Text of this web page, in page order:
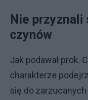
Nie przyznali
czynów
Jak podawał prok.
charakterze
się do